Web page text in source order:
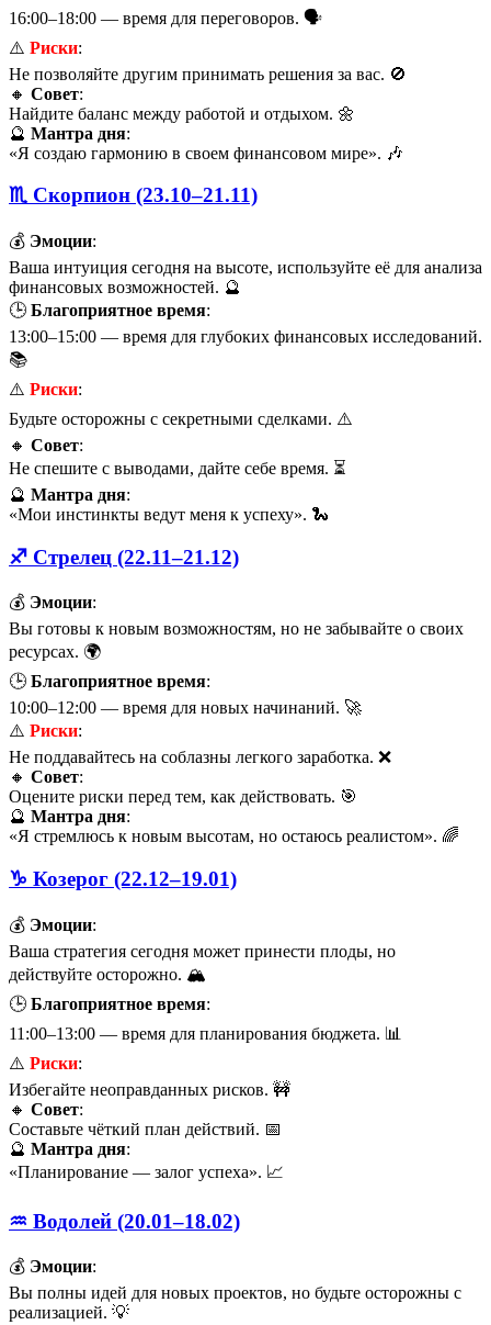
16:00–18:00 — время для переговоров. 🗣️
⚠️ Риски:
Не позволяйте другим принимать решения за вас. 🚫
🔸 Совет:
Найдите баланс между работой и отдыхом. 🌼
🔮 Мантра дня:
«Я создаю гармонию в своем финансовом мире». 🎶
♏ Скорпион (23.10–21.11)
💰 Эмоции:
Ваша интуиция сегодня на высоте, используйте её для анализа
финансовых возможностей. 🔮
🕒 Благоприятное время:
13:00–15:00 — время для глубоких финансовых исследований.
📚
⚠️ Риски:
Будьте осторожны с секретными сделками. ⚠️
🔸 Совет:
Не спешите с выводами, дайте себе время. ⏳
🔮 Мантра дня:
«Мои инстинкты ведут меня к успеху». 🐍
♐ Стрелец (22.11–21.12)
💰 Эмоции:
Вы готовы к новым возможностям, но не забывайте о своих
ресурсах. 🌍
🕒 Благоприятное время:
10:00–12:00 — время для новых начинаний. 🚀
⚠️ Риски:
Не поддавайтесь на соблазны легкого заработка. ❌
🔸 Совет:
Оцените риски перед тем, как действовать. 🎯
🔮 Мантра дня:
«Я стремлюсь к новым высотам, но остаюсь реалистом». 🌈
♑ Козерог (22.12–19.01)
💰 Эмоции:
Ваша стратегия сегодня может принести плоды, но
действуйте осторожно. 🏔️
🕒 Благоприятное время:
11:00–13:00 — время для планирования бюджета. 📊
⚠️ Риски:
Избегайте неоправданных рисков. 🚧
🔸 Совет:
Составьте чёткий план действий. 📅
🔮 Мантра дня:
«Планирование — залог успеха». 📈
♒ Водолей (20.01–18.02)
💰 Эмоции:
Вы полны идей для новых проектов, но будьте осторожны с
реализацией. 💡